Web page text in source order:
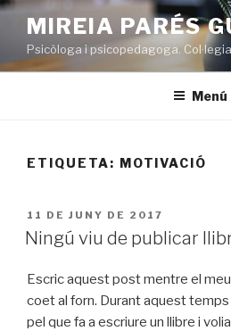
Vés
contingut
MIREIA PARÉS
Psicòloga i psicopedagoga.
Menú
ETIQUETA: MOTIVACIÓ
PUBLICAT
A
11 DE JUNY DE 2017
Ningú viu de publicar
Escric aquest post mentre el
coet al forn. Durant aquest
pel que fa a escriure un llibre i